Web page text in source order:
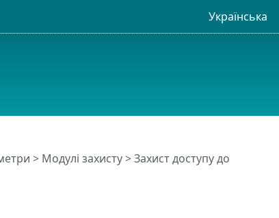
Українська
> Модулі захисту>Захист доступу до